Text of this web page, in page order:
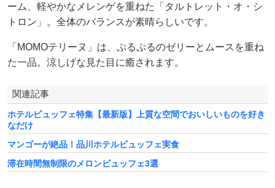
ーム、軽やかなメレンゲを重ねた「タルトレット・オ・シ
トロン」。全体のバランスが素晴らしいです。
「MOMOテリーヌ」は、ぷるぷるのゼリーとムースを重ね
た一品。涼しげな見た目に癒されます。
関連記事
ホテルビュッフェ特集【最新版】上質な空間でおいしいものを好き
なだけ
マンゴーが絶品！品川ホテルビュッフェ実食
滞在時間無制限のメロンビュッフェ3選